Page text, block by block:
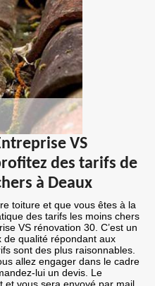
VS
des tarifs de
à Deaux
toiture et que vous êtes à la
des tarifs les moins chers
VS rénovation 30. C’est un
de qualité répondant aux
sont des plus raisonnables.
allez engager dans le cadre
lui un devis. Le